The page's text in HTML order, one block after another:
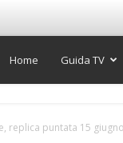
Super
Home Guida TV
replica puntata 15